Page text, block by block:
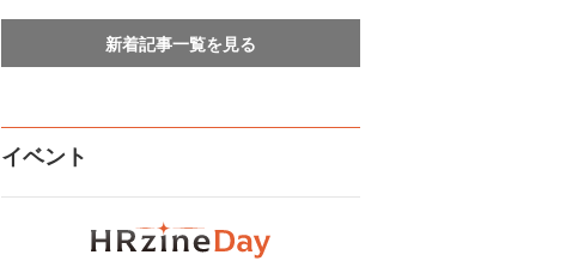
新着記事一覧を見る
イベント